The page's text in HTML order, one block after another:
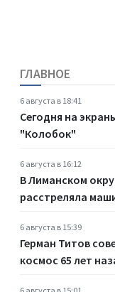
ГЛАВНОЕ
6 августа в 18:41
Сегодня на
"Колобок"
6 августа в 16:12
В Лиманском
расстреляла
6 августа в 15:39
Герман Титов
космос 65 лет